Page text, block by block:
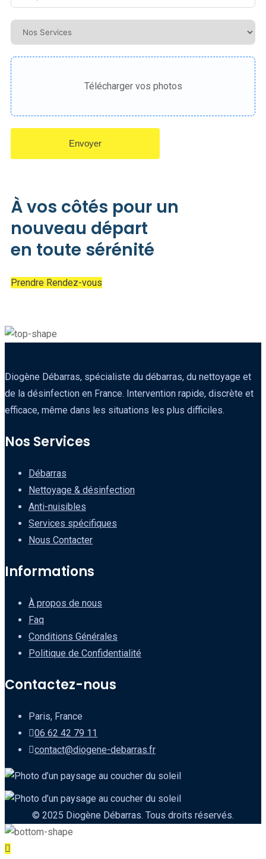
Télécharger vos photos
Envoyer
À vos côtés pour un
nouveau départ
en toute sérénité
Prendre Rendez-vous
Diogène Débarras, spécialiste du débarras, du nettoyage et
de la désinfection en France. Intervention rapide, discrète et
efficace, même dans les situations les plus difficiles.
Nos Services
Débarras
Nettoyage & désinfection
Anti-nuisibles
Services spécifiques
Nous Contacter
Informations
À propos de nous
Faq
Conditions Générales
Politique de Confidentialité
Contactez-nous
Paris, France
06 62 42 79 11
contact@diogene-debarras.fr
© 2025 Diogène Débarras. Tous droits réservés.